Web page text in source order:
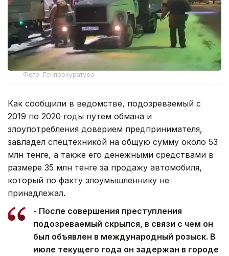
Фото: Генпрокуратура
Как сообщили в ведомстве, подозреваемый с
2019 по 2020 годы путем обмана и
злоупотребления доверием предпринимателя,
завладел спецтехникой на общую сумму около 53
млн тенге, а также его денежными средствами в
размере 35 млн тенге за продажу автомобиля,
который по факту злоумышленнику не
принадлежал.
- После совершения преступления
подозреваемый скрылся, в связи с чем он
был объявлен в международный розыск. В
июле текущего года он задержан в городе